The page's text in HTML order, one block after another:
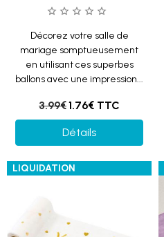
Décorez votre salle de
mariage somptueusement
en utilisant ces superbes
ballons avec une impression...
3.99€1.76€ TTC
Détails
LIQUIDATION